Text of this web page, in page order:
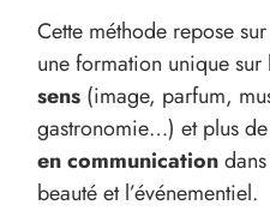
Cette méthode repose
une formation unique sur
sens (image, parfum,
gastronomie…) et plus
en communication
beauté et l’événementiel.